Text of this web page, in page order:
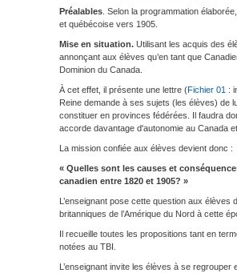
Préalables . Selon la programmation
et québécoise vers 1905.
Mise en situation. Utilisant les acquis des
annonçant aux élèves qu’en tant que
Dominion du Canada.
À cet effet, il présente une lettre (Fichier 01 :
Reine demande à ses sujets (les élèves) de
constituer en provinces fédérées. Il faudra
accorde davantage d'autonomie au Canada
La mission confiée aux élèves devient donc :
« Quelles sont les causes et
canadien entre 1820 et 1905? »
L’enseignant pose cette question aux
britanniques de l’Amérique du Nord à cette
Il recueille toutes les propositions tant en
notées au TBI.
L’enseignant invite les élèves à se